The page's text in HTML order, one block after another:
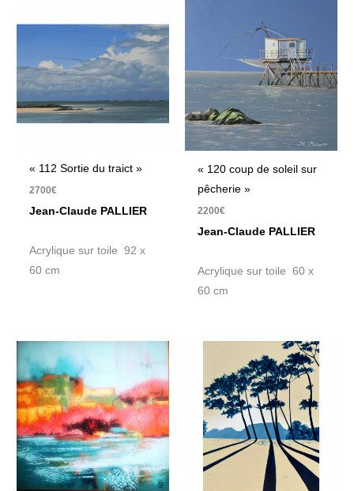
« 112 Sortie du traict »
2700€
Jean-Claude PALLIER
Acrylique sur toile 92 x
60 cm
« 120 coup de soleil sur
pêcherie »
2200€
Jean-Claude PALLIER
Acrylique sur toile 60 x
60 cm